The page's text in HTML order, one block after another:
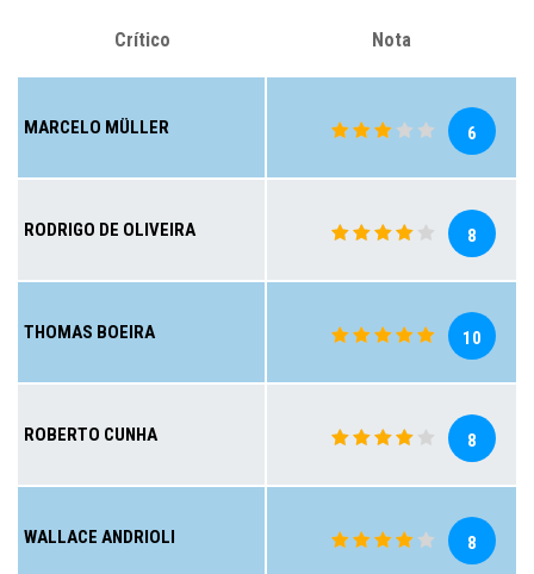
Crítico Nota
MARCELO MÜLLER 6
RODRIGO DE OLIVEIRA 8
THOMAS BOEIRA 10
ROBERTO CUNHA 8
WALLACE ANDRIOLI 8